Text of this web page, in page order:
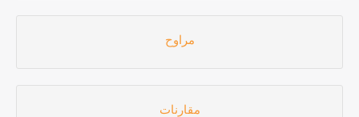
مراوح
مقارنات